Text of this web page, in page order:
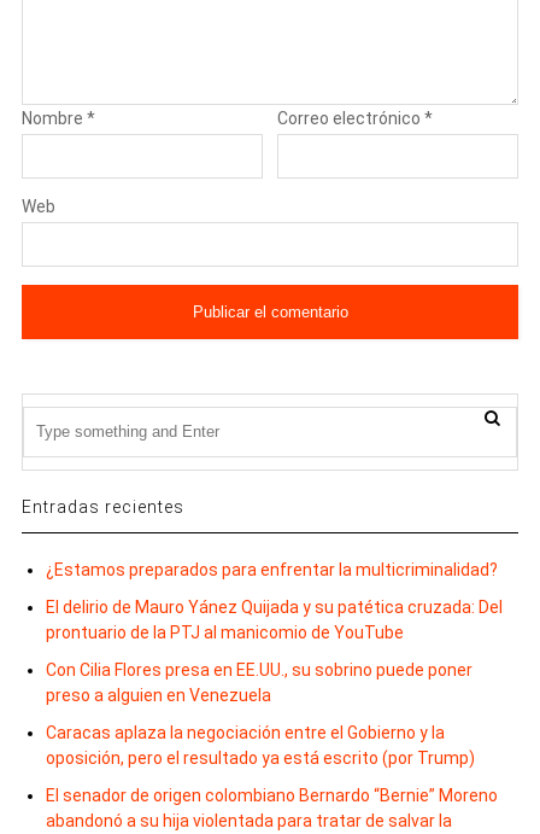
Nombre * Correo electrónico*
Web
Entradas recientes
¿Estamos preparados para enfrentar la multicriminalidad?
El delirio de Mauro Yánez Quijada y su patética cruzada: Del
prontuario de la PTJ al manicomio de YouTube
Con Cilia Flores presa en EE.UU., su sobrino puede poner
preso a alguien en Venezuela
Caracas aplaza la negociación entre el Gobierno y la
oposición, pero el resultado ya está escrito (por Trump)
El senador de origen colombiano Bernardo “Bernie” Moreno
abandonó a su hija violentada para tratar de salvar la